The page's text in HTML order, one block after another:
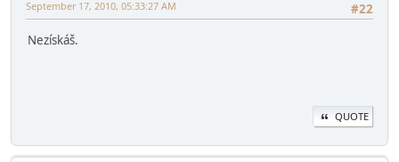
#22
September 17, 2010, 05:33:27 AM
Nezískáš.
QUOTE